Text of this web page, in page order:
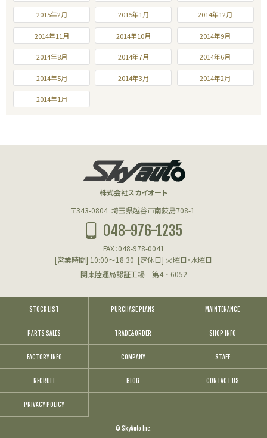
2015年2月 2015年1月 2014年12月
2014年11月 2014年10月 2014年9月
2014年8月 2014年7月 2014年6月
2014年5月 2014年3月 2014年2月
2014年1月
株式会社スカイオート
〒343-0804 埼玉県越谷市南荻島708-1
048-976-1235
FAX：048-978-0041
[営業時間] 10:00～18:30 [定休日] 火曜日・水曜日
関東陸運局認証工場 第4‐6052
STOCK LIST PURCHASE PLANS MAINTENANCE
PARTS SALES TRADE&ORDER SHOP INFO
FACTORY INFO COMPANY STAFF
RECRUIT BLOG CONTACT US
PRIVACY POLICY
© SkyAuto Inc.